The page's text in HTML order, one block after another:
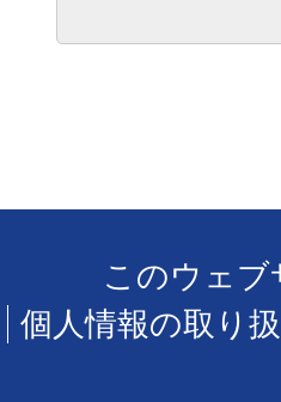
このウェ
個人情報の取り